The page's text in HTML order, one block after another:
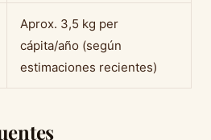
Aprox. 3,5 kg per
cápita/año (según
estimaciones recientes)